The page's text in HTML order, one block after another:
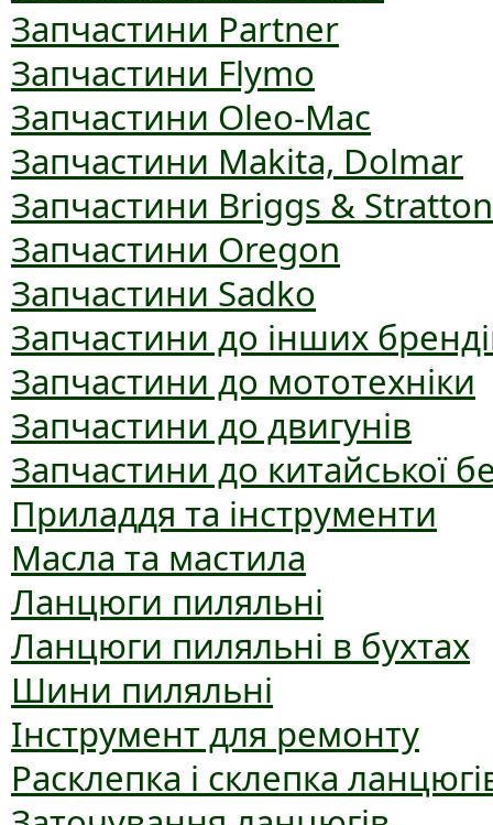
Запчастини Partner
Запчастини Flymo
Запчастини Oleo-Mac
Запчастини Makita, Dolmar
Запчастини Briggs & Stratton
Запчастини Oregon
Запчастини Sadko
Запчастини до інших
Запчастини до мототехніки
Запчастини до двигунів
Запчастини до китайської
Приладдя та інструменти
Масла та мастила
Ланцюги пиляльні
Ланцюги пиляльні в бухтах
Шини пиляльні
Інструмент для ремонту
Расклепка і склепка